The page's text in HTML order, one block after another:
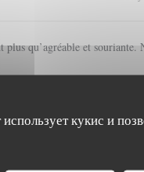
использует кукис и
qu’agréable et